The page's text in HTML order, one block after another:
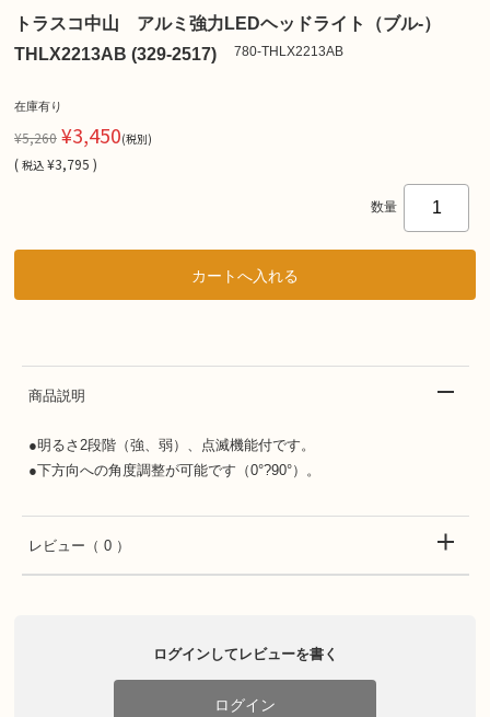
トラスコ中山 アルミ強力LEDヘッドライト（ブル-）
THLX2213AB (329-2517)
780-THLX2213AB
在庫有り
¥5,260 ¥3,450(税別)
( 税込 ¥3,795 )
数量
商品説明
●明るさ2段階（強、弱）、点滅機能付です。
●下方向への角度調整が可能です（0°?90°）。
レビュー （ 0 ）
ログインしてレビューを書く
ログイン